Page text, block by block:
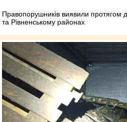
Правопорушників виявили протягом
та Рівненському районах